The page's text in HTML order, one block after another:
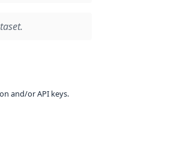
and/or API keys.